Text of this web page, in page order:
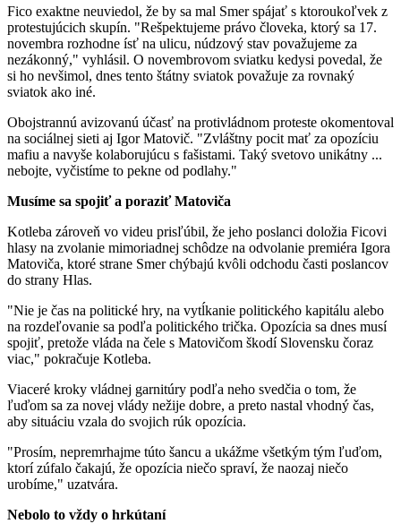
Fico exaktne neuviedol, že by sa mal Smer spájať s ktoroukoľvek z
protestujúcich skupín. "Rešpektujeme právo človeka, ktorý sa 17.
novembra rozhodne ísť na ulicu, núdzový stav považujeme za
nezákonný," vyhlásil. O novembrovom sviatku kedysi povedal, že
si ho nevšimol, dnes tento štátny sviatok považuje za rovnaký
sviatok ako iné.
Obojstrannú avizovanú účasť na protivládnom proteste okomentoval
na sociálnej sieti aj Igor Matovič. "Zvláštny pocit mať za opozíciu
mafiu a navyše kolaborujúcu s fašistami. Taký svetovo unikátny ...
nebojte, vyčistíme to pekne od podlahy."
Musíme sa spojiť a poraziť Matoviča
Kotleba zároveň vo videu prisľúbil, že jeho poslanci doložia Ficovi
hlasy na zvolanie mimoriadnej schôdze na odvolanie premiéra Igora
Matoviča, ktoré strane Smer chýbajú kvôli odchodu časti poslancov
do strany Hlas.
"Nie je čas na politické hry, na vytĺkanie politického kapitálu alebo
na rozdeľovanie sa podľa politického trička. Opozícia sa dnes musí
spojiť, pretože vláda na čele s Matovičom škodí Slovensku čoraz
viac," pokračuje Kotleba.
Viaceré kroky vládnej garnitúry podľa neho svedčia o tom, že
ľuďom sa za novej vlády nežije dobre, a preto nastal vhodný čas,
aby situáciu vzala do svojich rúk opozícia.
"Prosím, nepremrhajme túto šancu a ukážme všetkým tým ľuďom,
ktorí zúfalo čakajú, že opozícia niečo spraví, že naozaj niečo
urobíme," uzatvára.
Nebolo to vždy o hrkútaní